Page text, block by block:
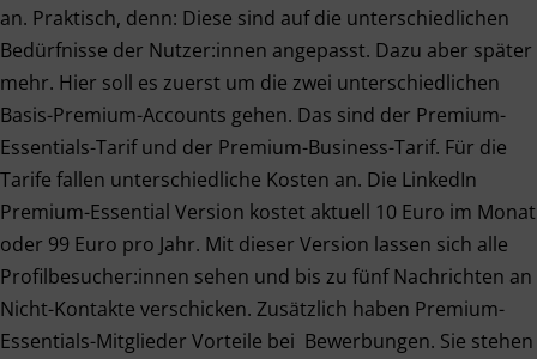
an. Praktisch, denn: Diese sind auf die unterschiedlichen
Bedürfnisse der Nutzer:innen angepasst. Dazu aber später
mehr. Hier soll es zuerst um die zwei unterschiedlichen
Basis-Premium-Accounts gehen. Das sind der Premium-
Essentials-Tarif und der Premium-Business-Tarif. Für die
Tarife fallen unterschiedliche Kosten an. Die LinkedIn
Premium-Essential Version kostet aktuell 10 Euro im Monat
oder 99 Euro pro Jahr. Mit dieser Version lassen sich alle
Profilbesucher:innen sehen und bis zu fünf Nachrichten an
Nicht-Kontakte verschicken. Zusätzlich haben Premium-
Essentials-Mitglieder Vorteile bei Bewerbungen. Sie stehen